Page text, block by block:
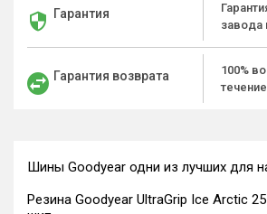
Гарантия
завода
Гарантия возврата
100%
Шины Goodyear одни из лучших для
Резина Goodyear UltraGrip Ice Arctic